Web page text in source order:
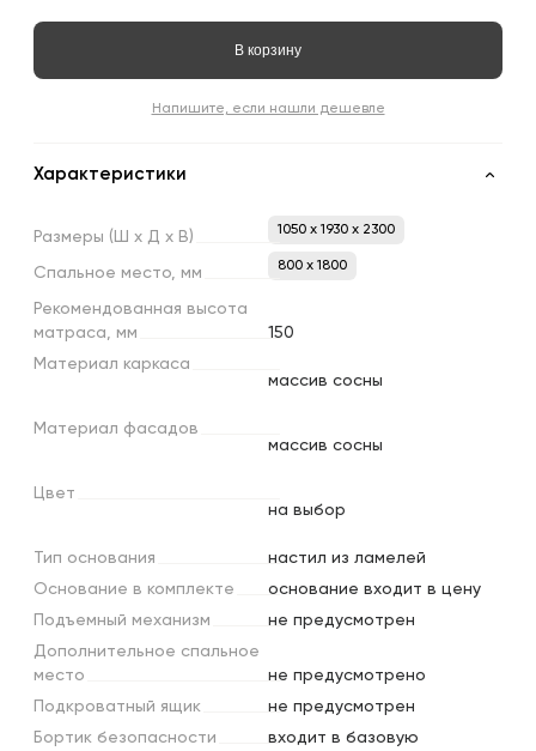
В корзину
Напишите, если нашли дешевле
Характеристики
Размеры (Ш х Д х В) 1050 x 1930 x 2300
Спальное место, мм 800 х 1800
Рекомендованная высота
матраса, мм
150
Материал каркаса
массив сосны
Материал фасадов
массив сосны
Цвет
на выбор
Тип основания
настил из ламелей
Основание в комплекте
основание входит в цену
Подъемный механизм
не предусмотрен
Дополнительное спальное
место
не предусмотрено
Подкроватный ящик
не предусмотрен
Бортик безопасности
входит в базовую